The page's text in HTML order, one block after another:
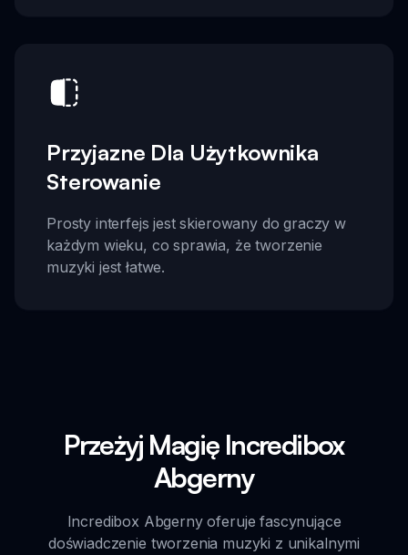
Przyjazne Dla Użytkownika
Sterowanie
Prosty interfejs jest skierowany do graczy w
każdym wieku, co sprawia, że tworzenie
muzyki jest łatwe.
Przeżyj Magię Incredibox
Abgerny
Incredibox Abgerny oferuje fascynujące
doświadczenie tworzenia muzyki z unikalnymi